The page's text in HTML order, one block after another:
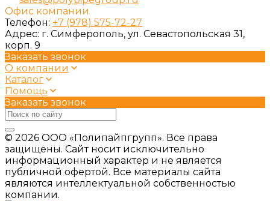
Офис компании
Телефон: +7 (978) 575-72-27
Адрес: г. Симферополь, ул. Севастопольская 31,
корп. 9
Заказать звонок
О компании
Каталог
Помощь
Заказать звонок
© 2026 ООО «Полипайпгрупп». Все права
защищены. Сайт носит исключительно
информационный характер и не является
публичной офертой. Все материалы сайта
являются интеллектуальной собственностью
компании.